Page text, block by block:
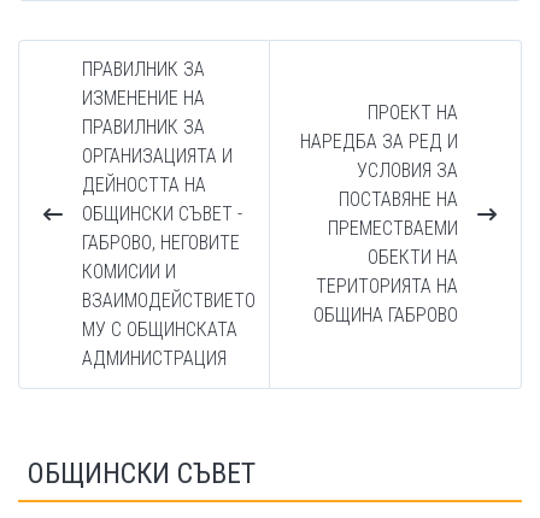
ПРАВИЛНИК ЗА
ИЗМЕНЕНИЕ НА
ПРАВИЛНИК ЗА
ОРГАНИЗАЦИЯТА И
ДЕЙНОСТТА НА
ОБЩИНСКИ СЪВЕТ -
ГАБРОВО, НЕГОВИТЕ
КОМИСИИ И
ВЗАИМОДЕЙСТВИЕТО
МУ С ОБЩИНСКАТА
АДМИНИСТРАЦИЯ
ПРОЕКТ НА
НАРЕДБА ЗА РЕД И
УСЛОВИЯ ЗА
ПОСТАВЯНЕ НА
ПРЕМЕСТВАЕМИ
ОБЕКТИ НА
ТЕРИТОРИЯТА НА
ОБЩИНА ГАБРОВО
ОБЩИНСКИ СЪВЕТ